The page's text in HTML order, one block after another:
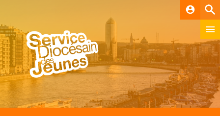
account_circle